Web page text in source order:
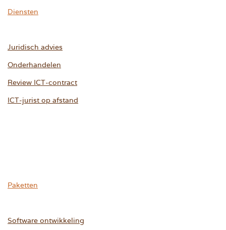
Diensten
Juridisch advies
Onderhandelen
Review ICT-contract
ICT-jurist op afstand
Paketten
Software ontwikkeling